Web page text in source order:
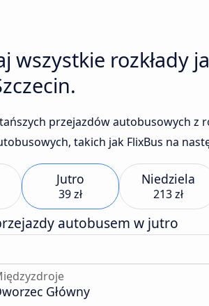
wszystkie rozkłady
przejazdów autobusowych z
takich jak FlixBus na
Jutro
39 zł
Niedziela
213 zł
autobusem w jutro
Główny